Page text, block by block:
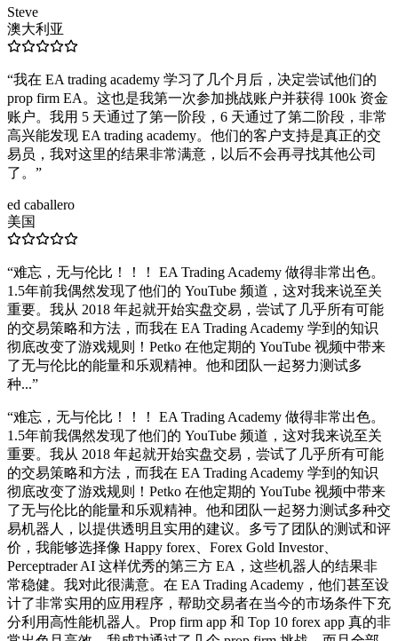
Steve
澳大利亚
“我在 EA trading academy 学习了几个月后，决定尝试他们的
prop firm EA。这也是我第一次参加挑战账户并获得 100k 资金
账户。我用 5 天通过了第一阶段，6 天通过了第二阶段，非常
高兴能发现 EA trading academy。他们的客户支持是真正的交
易员，我对这里的结果非常满意，以后不会再寻找其他公司
了。 ”
ed caballero
美国
“难忘，无与伦比！！！ EA Trading Academy 做得非常出色。
1.5年前我偶然发现了他们的 YouTube 频道，这对我来说至关
重要。我从 2018 年起就开始实盘交易，尝试了几乎所有可能
的交易策略和方法，而我在 EA Trading Academy 学到的知识
彻底改变了游戏规则！Petko 在他定期的 YouTube 视频中带来
了无与伦比的能量和乐观精神。他和团队一起努力测试多
种...”
“难忘，无与伦比！！！ EA Trading Academy 做得非常出色。
1.5年前我偶然发现了他们的 YouTube 频道，这对我来说至关
重要。我从 2018 年起就开始实盘交易，尝试了几乎所有可能
的交易策略和方法，而我在 EA Trading Academy 学到的知识
彻底改变了游戏规则！Petko 在他定期的 YouTube 视频中带来
了无与伦比的能量和乐观精神。他和团队一起努力测试多种交
易机器人，以提供透明且实用的建议。多亏了团队的测试和评
价，我能够选择像 Happy forex、Forex Gold Investor、
Perceptrader AI 这样优秀的第三方 EA，这些机器人的结果非
常稳健。我对此很满意。在 EA Trading Academy，他们甚至设
计了非常实用的应用程序，帮助交易者在当今的市场条件下充
分利用高性能机器人。Prop firm app 和 Top 10 forex app 真的非